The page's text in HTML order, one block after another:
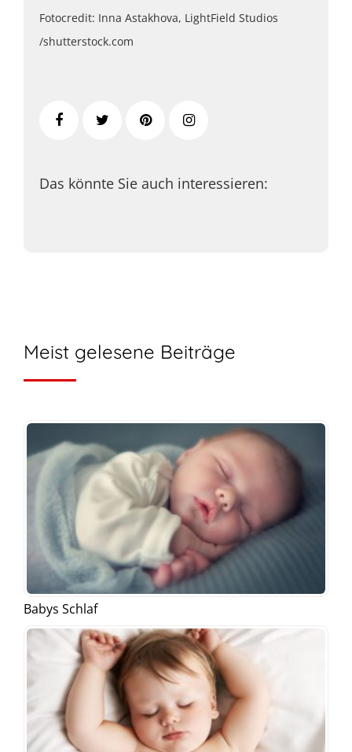
Fotocredit: Inna Astakhova, LightField Studios
/shutterstock.com
Das könnte Sie auch interessieren:
Meist gelesene Beiträge
Babys Schlaf